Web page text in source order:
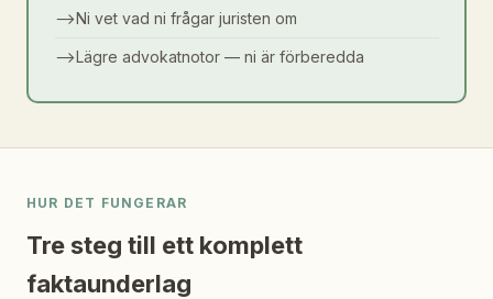
⟶Ni vet vad ni frågar juristen om
⟶Lägre advokatnotor — ni är förberedda
HUR DET FUNGERAR
Tre steg till ett komplett
faktaunderlag